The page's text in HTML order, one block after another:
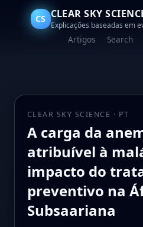
CS CLEAR SKY
Explicações baseadas em
Artigos Search
CLEAR SKY SCIENCE · PT
A carga da
atribuível à
impacto do
preventivo na
Subsaariana